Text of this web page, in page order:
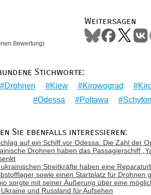
Bewertung)
Weitersagen
Stichworte:
Drohnen Kiew Kirowograd
Odessa
Poltawa
Sie ebenfalls interessieren:
auf ein Schiff vor Odessa: Die Zahl der
Drohnen haben das Passagierschiff
ukrainischen Streitkräfte haben eine
sowie einen Startplatz für Drohnen
sorgte mit seiner Äußerung über eine
und Russland für Aufsehen